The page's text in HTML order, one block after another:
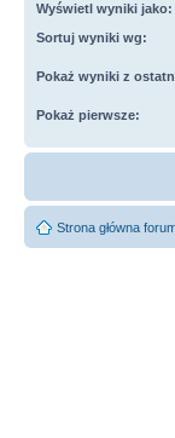
Wyświetl wyniki jako:
Sortuj wyniki wg:
Pokaż wyniki z
Pokaż pierwsze:
Strona główna